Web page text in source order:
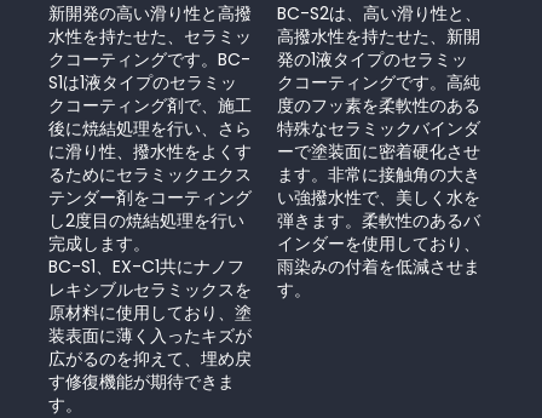
新開発の高い滑り性と高撥
水性を持たせた、セラミッ
クコーティングです。BC-
S1は1液タイプのセラミッ
クコーティング剤で、施工
後に焼結処理を行い、さら
に滑り性、撥水性をよくす
るためにセラミックエクス
テンダー剤をコーティング
し2度目の焼結処理を行い
完成します。
BC-S1、EX-C1共にナノフ
レキシブルセラミックスを
原材料に使用しており、塗
装表面に薄く入ったキズが
広がるのを抑えて、埋め戻
す修復機能が期待できま
す。
BC-S2は、高い滑り性と、
高撥水性を持たせた、新開
発の1液タイプのセラミッ
クコーティングです。高純
度のフッ素を柔軟性のある
特殊なセラミックバインダ
ーで塗装面に密着硬化させ
ます。非常に接触角の大き
い強撥水性で、美しく水を
弾きます。柔軟性のあるバ
インダーを使用しており、
雨染みの付着を低減させま
す。